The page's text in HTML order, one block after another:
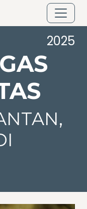
2025